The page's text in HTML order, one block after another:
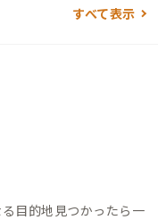
すべて表示
目的地見つかったら一